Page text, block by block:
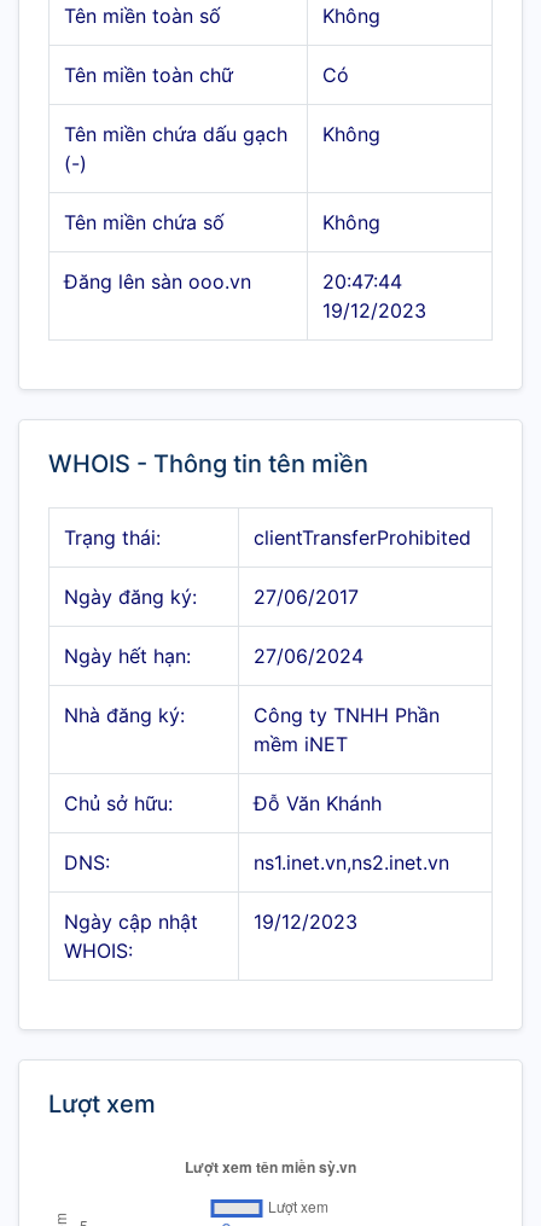
Tên miền toàn số Không
Tên miền toàn chữ Có
Tên miền chứa dấu gạch
(-)
Không
Tên miền chứa số Không
Đăng lên sàn ooo.vn
20:47:44
19/12/2023
WHOIS - Thông tin tên miền
Trạng thái: clientTransferProhibited
Ngày đăng ký: 27/06/2017
Ngày hết hạn: 27/06/2024
Nhà đăng ký:
Công ty TNHH Phần
mềm iNET
Chủ sở hữu: Đỗ Văn Khánh
DNS: ns1.inet.vn,ns2.inet.vn
Ngày cập nhật
WHOIS:
19/12/2023
Lượt xem